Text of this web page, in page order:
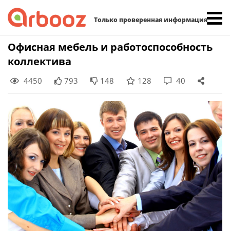
Только проверенная информация
Skip
Офисная мебель и работоспособность
коллектива
4450 793 148 128 40
Найти: